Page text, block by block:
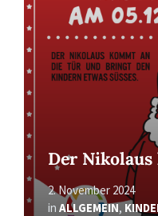
Der
2. November 2024
in ALLGEMEIN,